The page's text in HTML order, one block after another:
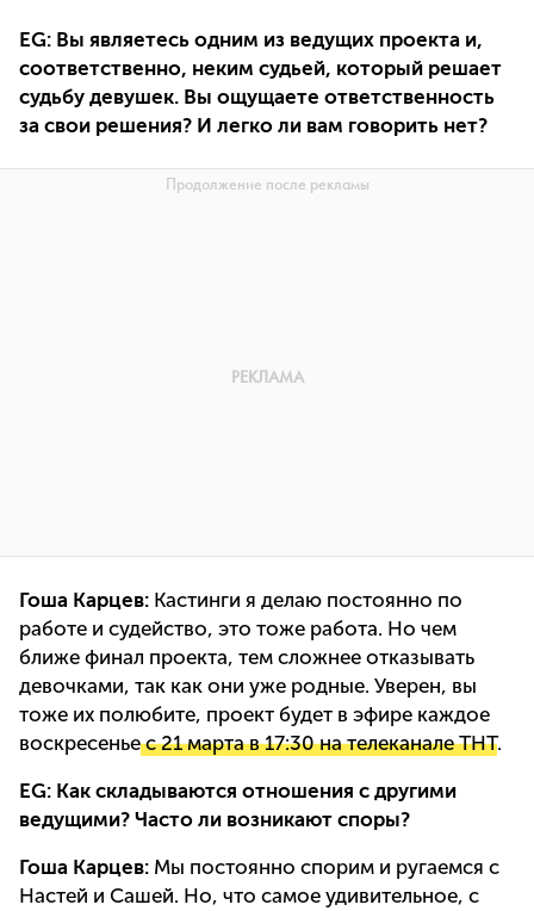
EG: Вы являетесь одним из ведущих проекта и,
соответственно, неким судьей, который решает
судьбу девушек. Вы ощущаете ответственность
за свои решения? И легко ли вам говорить нет?
Гоша Карцев: Кастинги я делаю постоянно по
работе и судейство, это тоже работа. Но чем
ближе финал проекта, тем сложнее отказывать
девочками, так как они уже родные. Уверен, вы
тоже их полюбите, проект будет в эфире каждое
воскресеньес 21 марта в 17:30 на телеканале ТНТ.
EG: Как складываются отношения с другими
ведущими? Часто ли возникают споры?
Гоша Карцев: Мы постоянно спорим и ругаемся с
Настей и Сашей. Но, что самое удивительное, с